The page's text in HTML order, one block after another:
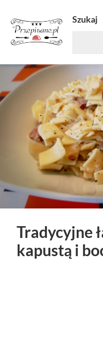
Szukaj
Tradycyjne
kapustą i